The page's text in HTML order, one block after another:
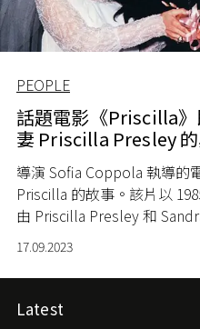
PEOPLE
話題電影《Priscilla
妻 Priscilla Presley
導演 Sofia Coppola 執導的
Priscilla 的故事。該片以
由 Priscilla Presley 和
17.09.2023
Latest